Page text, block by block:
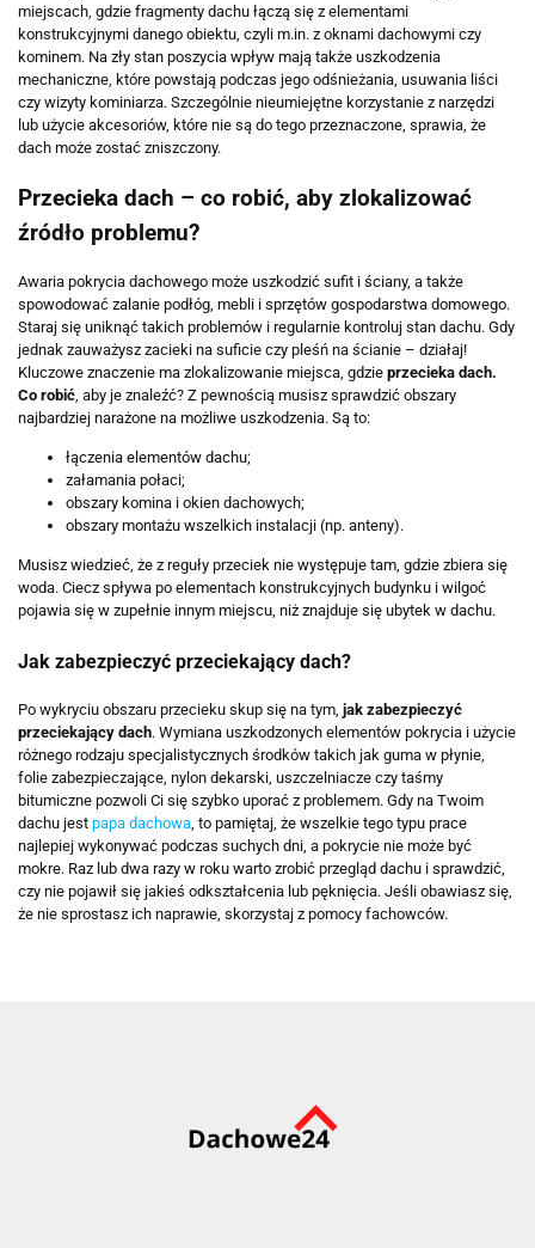
miejscach, gdzie fragmenty dachu łączą się z elementami
konstrukcyjnymi danego obiektu, czyli m.in. z oknami dachowymi czy
kominem. Na zły stan poszycia wpływ mają także uszkodzenia
mechaniczne, które powstają podczas jego odśnieżania, usuwania liści
czy wizyty kominiarza. Szczególnie nieumiejętne korzystanie z narzędzi
lub użycie akcesoriów, które nie są do tego przeznaczone, sprawia, że
dach może zostać zniszczony.
Przecieka dach – co robić, aby zlokalizować
źródło problemu?
Awaria pokrycia dachowego może uszkodzić sufit i ściany, a także
spowodować zalanie podłóg, mebli i sprzętów gospodarstwa domowego.
Staraj się uniknąć takich problemów i regularnie kontroluj stan dachu. Gdy
jednak zauważysz zacieki na suficie czy pleśń na ścianie – działaj!
Kluczowe znaczenie ma zlokalizowanie miejsca, gdzie przecieka dach.
Co robić, aby je znaleźć? Z pewnością musisz sprawdzić obszary
najbardziej narażone na możliwe uszkodzenia. Są to:
łączenia elementów dachu;
załamania połaci;
obszary komina i okien dachowych;
obszary montażu wszelkich instalacji (np. anteny).
Musisz wiedzieć, że z reguły przeciek nie występuje tam, gdzie zbiera się
woda. Ciecz spływa po elementach konstrukcyjnych budynku i wilgoć
pojawia się w zupełnie innym miejscu, niż znajduje się ubytek w dachu.
Jak zabezpieczyć przeciekający dach?
Po wykryciu obszaru przecieku skup się na tym, jak zabezpieczyć
przeciekający dach. Wymiana uszkodzonych elementów pokrycia i użycie
różnego rodzaju specjalistycznych środków takich jak guma w płynie,
folie zabezpieczające, nylon dekarski, uszczelniacze czy taśmy
bitumiczne pozwoli Ci się szybko uporać z problemem. Gdy na Twoim
dachu jest papa dachowa, to pamiętaj, że wszelkie tego typu prace
najlepiej wykonywać podczas suchych dni, a pokrycie nie może być
mokre. Raz lub dwa razy w roku warto zrobić przegląd dachu i sprawdzić,
czy nie pojawił się jakieś odkształcenia lub pęknięcia. Jeśli obawiasz się,
że nie sprostasz ich naprawie, skorzystaj z pomocy fachowców.